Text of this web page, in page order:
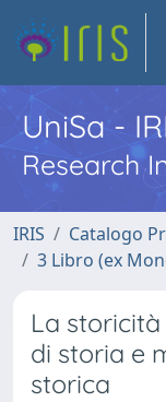
UniSa -
Research
IRIS
Catalogo
3 Libro (ex
La
di storia e
storica